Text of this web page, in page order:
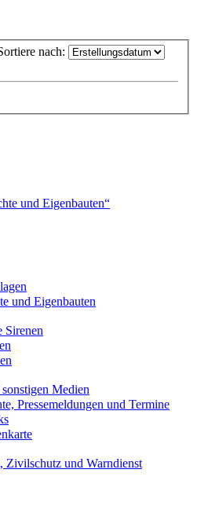
nach:
und Eigenbauten“
und Eigenbauten
Medien
Pressemeldungen und Termine
und Warndienst